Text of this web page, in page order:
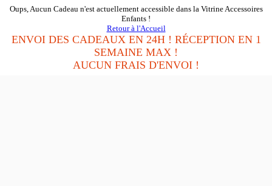
Oups, Aucun Cadeau n'est actuellement accessible dans la Vitrine Accessoires
Enfants !
Retour à l'Accueil
ENVOI DES CADEAUX EN 24H ! RÉCEPTION EN 1
SEMAINE MAX !
AUCUN FRAIS D'ENVOI !